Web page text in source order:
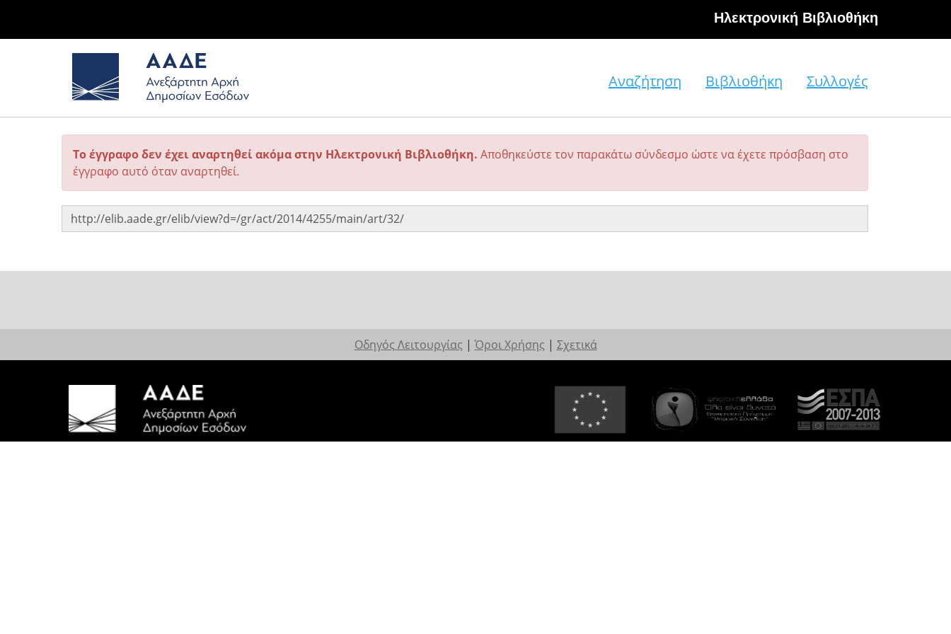
Hλεκτρονική Βιβλιοθήκη
Αναζήτηση Βιβλιοθήκη Συλλογές
Το έγγραφο δεν έχει αναρτηθεί ακόμα στην Ηλεκτρονική Βιβλιοθήκη. Αποθηκεύστε τον παρακάτω σύνδεσμο ώστε να έχετε πρόσβαση στο
έγγραφο αυτό όταν αναρτηθεί.
Οδηγός Λειτουργίας | Όροι Χρήσης | Σχετικά